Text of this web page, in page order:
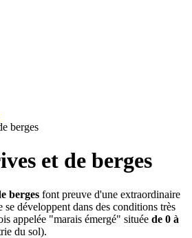
berges
et de berges
berges font preuve d'une extraordinaire
se développent dans des conditions très
appelée "marais émergé" située de 0 à
du sol).